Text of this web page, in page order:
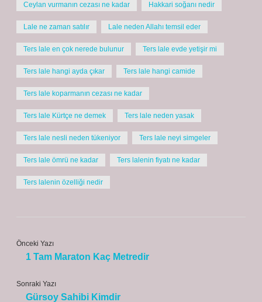
Ceylan vurmanın cezası ne kadar Hakkari soğanı nedir
Lale ne zaman satılır Lale neden Allahı temsil eder
Ters lale en çok nerede bulunur Ters lale evde yetişir mi
Ters lale hangi ayda çıkar Ters lale hangi camide
Ters lale koparmanın cezası ne kadar
Ters lale Kürtçe ne demek Ters lale neden yasak
Ters lale nesli neden tükeniyor Ters lale neyi simgeler
Ters lale ömrü ne kadar Ters lalenin fiyatı ne kadar
Ters lalenin özelliği nedir
Önceki Yazı
1 Tam Maraton Kaç Metredir
Sonraki Yazı
Gürsoy Sahibi Kimdir